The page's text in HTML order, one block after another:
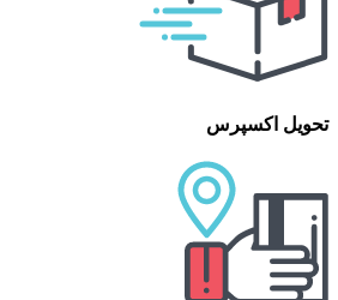
تحویل اکسپرس